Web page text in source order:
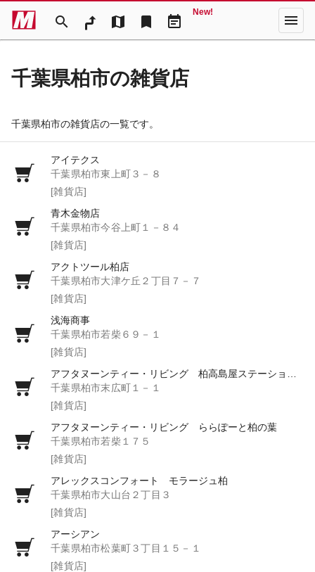
search map bookmark event_note
New! menu
千葉県柏市の雑貨店
千葉県柏市の雑貨店の一覧です。
アイテクス
千葉県柏市東上町３－８
[雑貨店]
青木金物店
千葉県柏市今谷上町１－８４
[雑貨店]
アクトツール柏店
千葉県柏市大津ケ丘２丁目７－７
[雑貨店]
浅海商事
千葉県柏市若柴６９－１
[雑貨店]
アフタヌーンティー・リビング 柏高島屋ステーションモール
千葉県柏市末広町１－１
[雑貨店]
アフタヌーンティー・リビング ららぽーと柏の葉
千葉県柏市若柴１７５
[雑貨店]
アレックスコンフォート モラージュ柏
千葉県柏市大山台２丁目３
[雑貨店]
アーシアン
千葉県柏市松葉町３丁目１５－１
[雑貨店]